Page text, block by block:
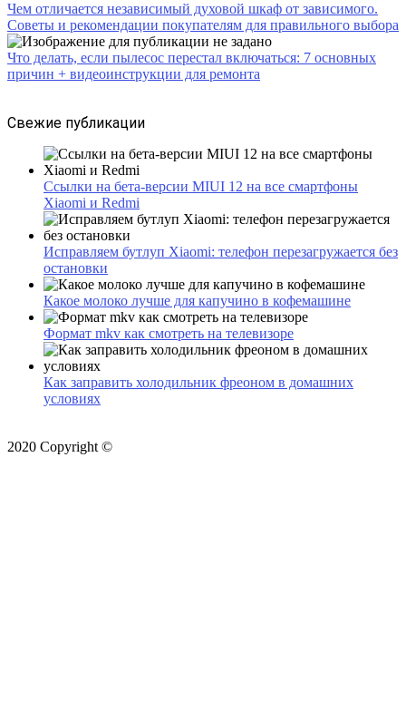
Чем отличается независимый духовой шкаф от зависимого.
Советы и рекомендации покупателям для правильного выбора
Что делать, если пылесос перестал включаться: 7 основных
причин + видеоинструкции для ремонта
Свежие публикации
Ссылки на бета-версии MIUI 12 на все смартфоны
Xiaomi и Redmi
Исправляем бутлуп Xiaomi: телефон перезагружается без
остановки
Какое молоко лучше для капучино в кофемашине
Формат mkv как смотреть на телевизоре
Как заправить холодильник фреоном в домашних
условиях
2020 Copyright ©